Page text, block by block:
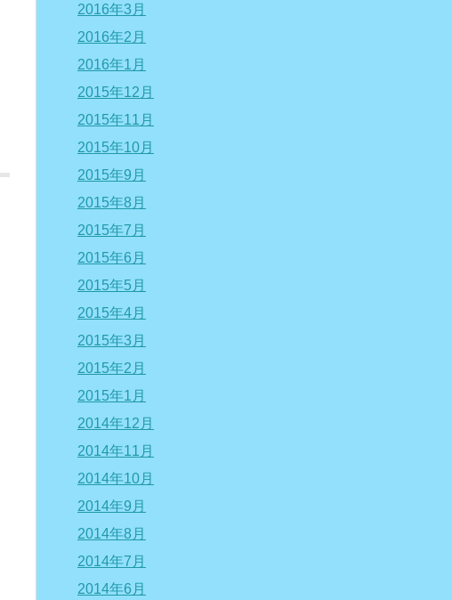
2016年3月
2016年2月
2016年1月
2015年12月
2015年11月
2015年10月
2015年9月
2015年8月
2015年7月
2015年6月
2015年5月
2015年4月
2015年3月
2015年2月
2015年1月
2014年12月
2014年11月
2014年10月
2014年9月
2014年8月
2014年7月
2014年6月